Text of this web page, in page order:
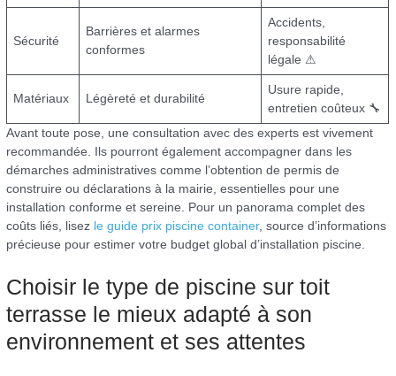
Sécurité
Barrières et alarmes
conformes
Accidents,
responsabilité
légale ⚠
Matériaux Légèreté et durabilité
Usure rapide,
entretien coûteux 🔧
Avant toute pose, une consultation avec des experts est vivement
recommandée. Ils pourront également accompagner dans les
démarches administratives comme l’obtention de permis de
construire ou déclarations à la mairie, essentielles pour une
installation conforme et sereine. Pour un panorama complet des
coûts liés, lisez le guide prix piscine container, source d’informations
précieuse pour estimer votre budget global d’installation piscine.
Choisir le type de piscine sur toit
terrasse le mieux adapté à son
environnement et ses attentes